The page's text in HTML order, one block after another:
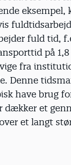
fuld tid,
på
fra
Denne
have brug
dækker et
et langt